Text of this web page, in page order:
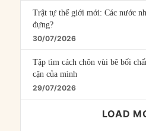
Trật tự thế giới mới: Các nước
đựng?
30/07/2026
Tập tìm cách chôn vùi bê bối
cận của mình
29/07/2026
LOAD